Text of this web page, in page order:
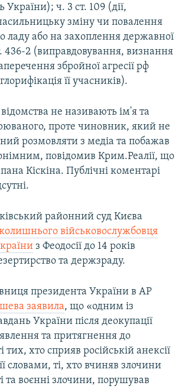
України); ч. 3 ст. 109 (дії,
зміну чи повалення
ладу або на захоплення державної
436-2 (виправдовування, визнання
збройної агресії рф
її учасників).
не називають ім'я та
проте чиновник, який не
розмовляти з медіа та побажав
повідомив Крим.Реалії, що
Кіскіна. Публічні коментарі
районний суд Києва
військовослужбовця
з Феодосії до 14 років
та держзраду.
президента України в АР
заявила, що «одним із
України після деокупації
та притягнення до
тих, хто сприяв російській анексії
словами, ті, хто вчиняв злочини
та воєнні злочини, порушував